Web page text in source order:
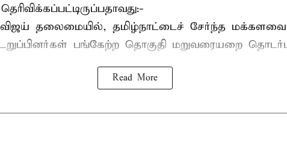
தலைமையில், தமிழ்நாட்டைச் சேர்ந்த மக்களவை
பங்கேற்ற தொகுதி மறுவரையறை
Read More